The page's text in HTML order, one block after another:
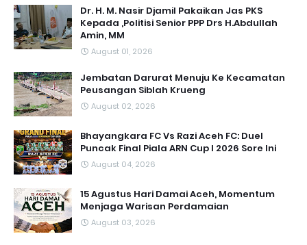
Dr. H. M. Nasir Djamil Pakaikan Jas PKS
Kepada ,Politisi Senior PPP Drs H.Abdullah
Amin, MM
August 01, 2026
Jembatan Darurat Menuju Ke Kecamatan
Peusangan Siblah Krueng
August 02, 2026
Bhayangkara FC Vs Razi Aceh FC: Duel
Puncak Final Piala ARN Cup I 2026 Sore Ini
August 04, 2026
15 Agustus Hari Damai Aceh, Momentum
Menjaga Warisan Perdamaian
August 03, 2026